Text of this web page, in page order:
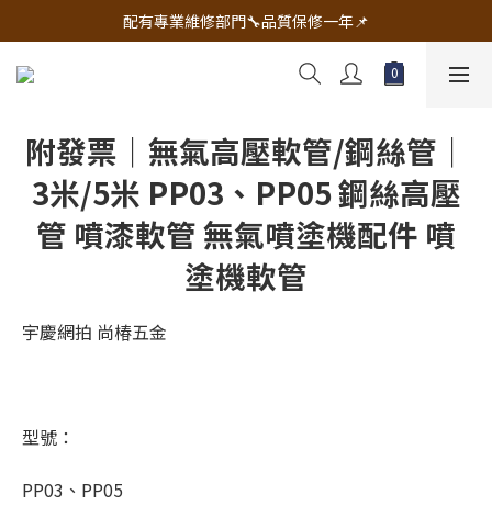
🔧電動工具&五金唯一首選 宇慶五金網拍🔧
配有專業維修部門🔧品質保修一年📌
🔧電動工具&五金唯一首選 宇慶五金網拍🔧
附發票｜無氣高壓軟管/鋼絲管｜
3米/5米 PP03、PP05 鋼絲高壓
管 噴漆軟管 無氣噴塗機配件 噴
塗機軟管
宇慶網拍 尚椿五金
型號：
PP03、PP05